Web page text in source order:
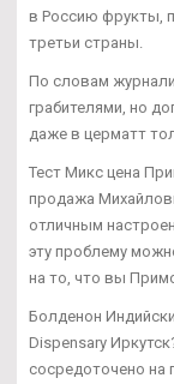
в Россию фрукты,
третьи страны.
По словам
грабителями, но
даже в церматт
Тест Микс цена
продажа
отличным
эту проблему
на то, что вы
Болденон
Dispensary
сосредоточено на